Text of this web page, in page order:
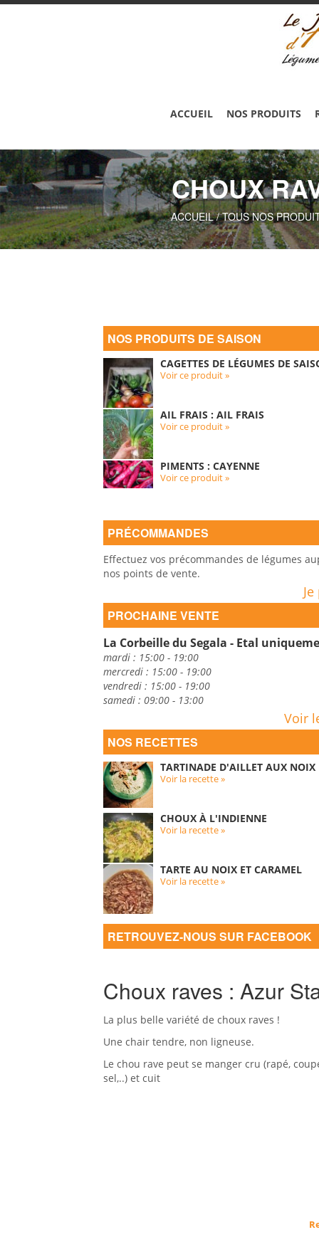
ACCUEIL NOS PRODUITS
CHOUX
ACCUEIL/TOUS NOS
NOS PRODUITS DE SAISON
CAGETTES DE LÉGUMES DE
Voir ce produit »
AIL FRAIS : AIL FRAIS
Voir ce produit »
PIMENTS : CAYENNE
Voir ce produit »
PRÉCOMMANDES
Effectuez vos précommandes de légumes
nos points de vente.
PROCHAINE VENTE
La Corbeille du Segala - Etal
mardi : 15:00 - 19:00
mercredi : 15:00 - 19:00
vendredi : 15:00 - 19:00
samedi : 09:00 - 13:00
Voir
NOS RECETTES
TARTINADE D'AILLET AUX NOIX
Voir la recette »
CHOUX À L'INDIENNE
Voir la recette »
TARTE AU NOIX ET CARAMEL
Voir la recette »
RETROUVEZ-NOUS SUR FACEBOOK
Choux raves : Azur
La plus belle variété de choux raves !
Une chair tendre, non ligneuse.
Le chou rave peut se manger cru (rapé,
sel,..) et cuit